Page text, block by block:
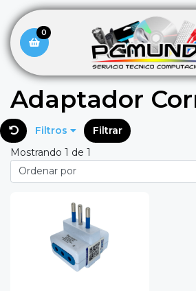
0
Adaptador
Filtros
Filtrar
Mostrando 1 de 1